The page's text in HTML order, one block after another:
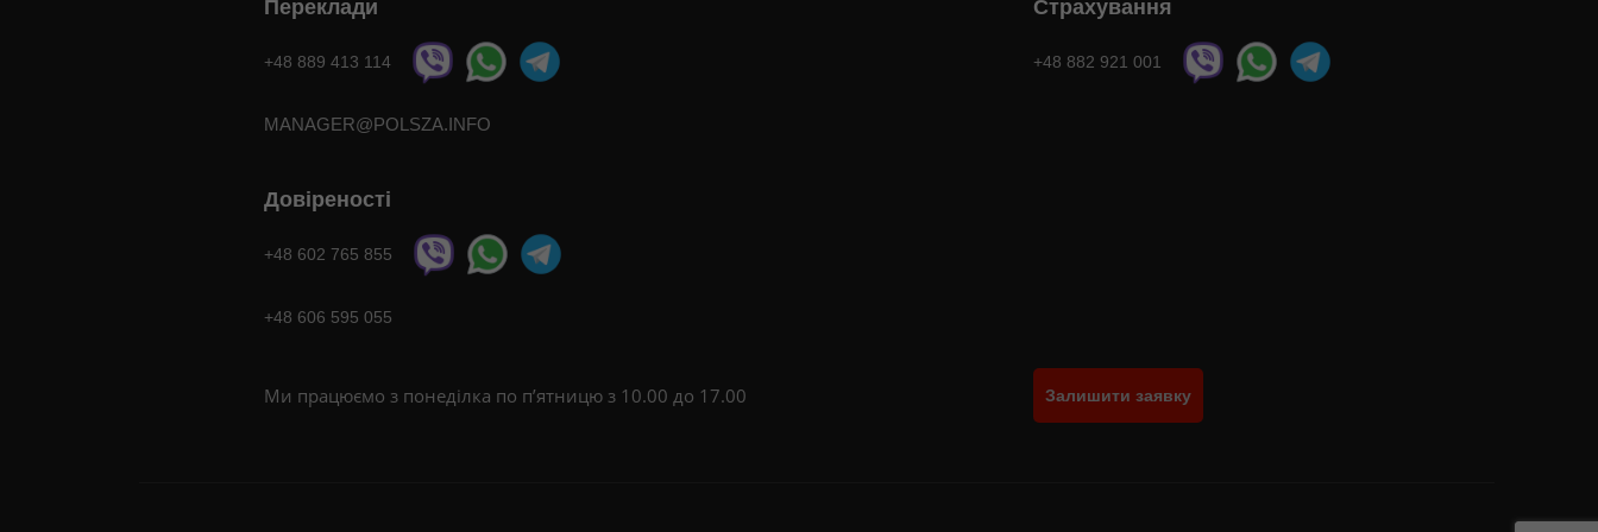
Переклади
+48 889 413 114
MANAGER@POLSZA.INFO
Довіреності
+48 602 765 855
+48 606 595 055
Ми працюємо з понеділка по п’ятницю з 10.00 до 17.00
Страхування
+48 882 921 001
Залишити заявку